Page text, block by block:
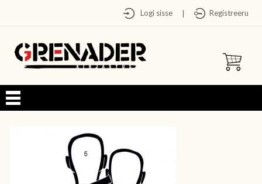
Logi sisse Registreeru